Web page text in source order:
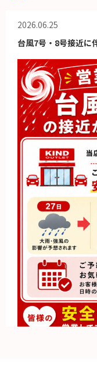
2026.06.25
台風7号・8号接近に